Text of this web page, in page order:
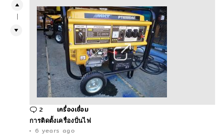
2 Comments
เครื่องเชื่อม
การติดตั้งเครื่องปั่นไฟ
6 years ago